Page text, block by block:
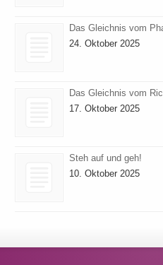
Das Gleichnis vom
24. Oktober 2025
Das Gleichnis vom
17. Oktober 2025
Steh auf und geh!
10. Oktober 2025